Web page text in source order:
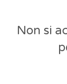
Non si